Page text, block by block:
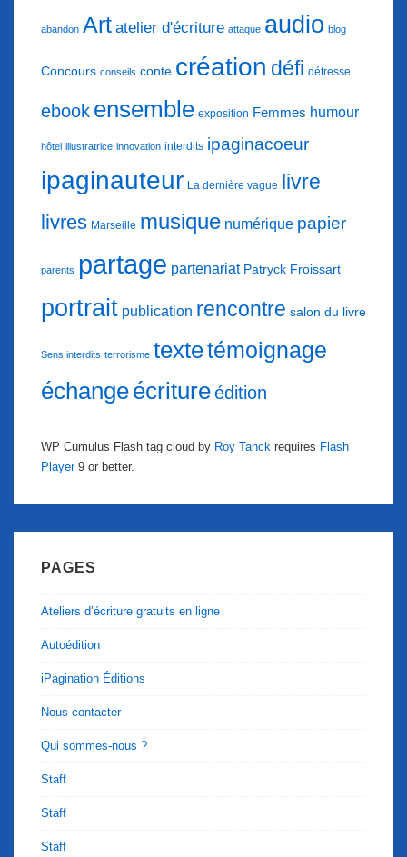
abandon Art atelier d'écriture attaque audio blog
Concours conseils conte création défi détresse
ebook ensemble exposition Femmes humour
hôtel illustratrice innovation interdits ipaginacoeur
ipaginauteur La dernière vague livre
livres Marseille musique numérique papier
parents partage partenariat Patryck Froissart
portrait publication rencontre salon du livre
Sens interdits terrorisme textetémoignage
échangeécritureédition
WP Cumulus Flash tag cloud by Roy Tanck requires Flash
Player9 or better.
PAGES
Ateliers d’écriture gratuits en ligne
Autoédition
iPagination Éditions
Nous contacter
Qui sommes-nous ?
Staff
Staff
Staff